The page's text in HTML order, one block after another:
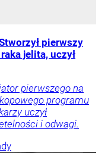
pierwszy
jelita, uczył
pierwszego na
programu
uczył
i odwagi.